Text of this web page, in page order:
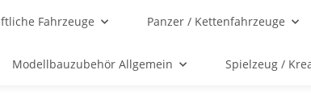
Fahrzeuge Panzer / Kettenfahrzeuge
Modellbauzubehör Allgemein Spielzeug /